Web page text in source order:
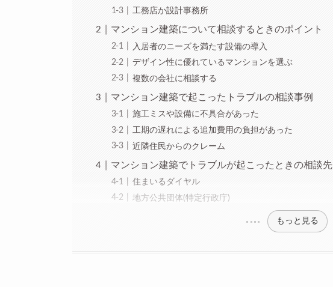
工務店か設計事務所
マンション建築について相談するときのポイント
入居者のニーズを満たす設備の導入
デザイン性に優れているマンションを選ぶ
複数の会社に相談する
マンション建築で起こったトラブルの相談事例
施工ミスや設備に不具合があった
工期の遅れによる追加費用の負担があった
近隣住民からのクレーム
マンション建築でトラブルが起こったときの相談先
住まいるダイヤル
地方公共団体(特定行政庁)
もっと見る